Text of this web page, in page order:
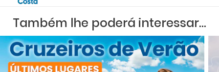
Também lhe poderá interessar...